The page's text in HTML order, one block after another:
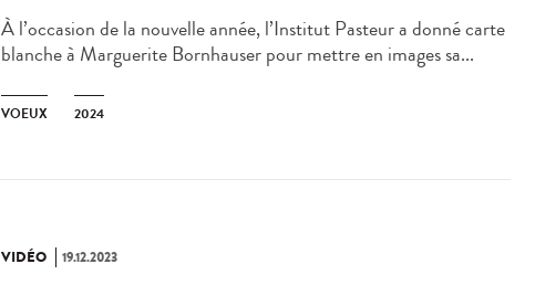
À l’occasion de la nouvelle année, l’Institut Pasteur a donné carte
blanche à Marguerite Bornhauser pour mettre en images sa...
VOEUX 2024
VIDÉO 19.12.2023